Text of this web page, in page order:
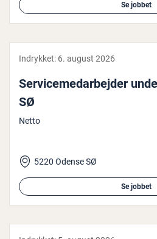
Se jobbet
Indrykket: 6. august 2026
Ser­vi­ce­me­d­ar­bej­der
SØ
Netto
5220 Odense SØ
Se jobbet